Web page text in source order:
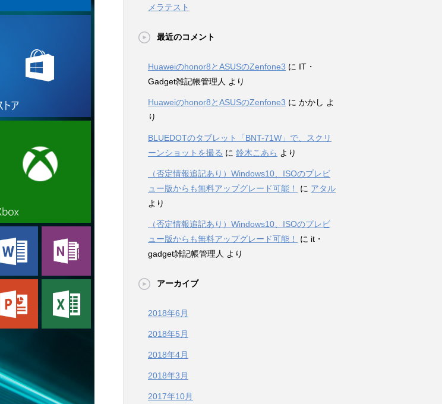
メラテスト
最近のコメント
Huaweiのhonor8とASUSのZenfone3 に IT・
Gadget雑記帳管理人 より
Huaweiのhonor8とASUSのZenfone3 に かかし よ
り
BLUEDOTのタブレット「BNT-71W」で、スクリ
ーンショットを撮る に 鈴木こあら より
（否定情報追記あり）Windows10、ISOのプレビ
ュー版からも無料アップグレード可能！
に アタル
より
（否定情報追記あり）Windows10、ISOのプレビ
ュー版からも無料アップグレード可能！
に it・
gadget雑記帳管理人 より
アーカイブ
2018年6月
2018年5月
2018年4月
2018年3月
2017年10月